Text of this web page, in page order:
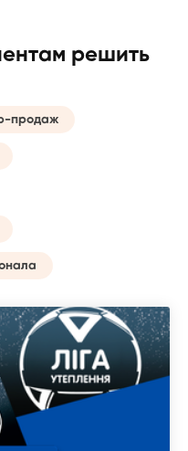
решить
продаж